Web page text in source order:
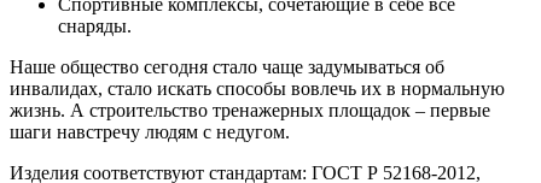
Спортивные комплексы, сочетающие в себе все
снаряды.
Наше общество сегодня стало чаще задумываться об
инвалидах, стало искать способы вовлечь их в нормальную
жизнь. А строительство тренажерных площадок – первые
шаги навстречу людям с недугом.
Изделия соответствуют стандартам: ГОСТ Р 52168-2012,